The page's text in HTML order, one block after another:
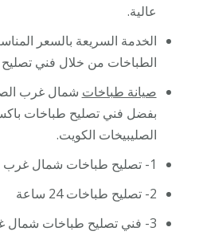
عالية.
الخدمة السريعة بالسعر
الطباخات من خلال فني
صيانة طباخات شمال غرب
بفضل فني تصليح طباخات
الصليبيخات الكويت.
1- تصليح طباخات شمال غرب الصليبيخات
2- تصليح طباخات 24 ساعة
3- فني تصليح طباخات شمال غرب الصليبيخات